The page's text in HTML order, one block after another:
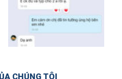
CHÚNG TÔI